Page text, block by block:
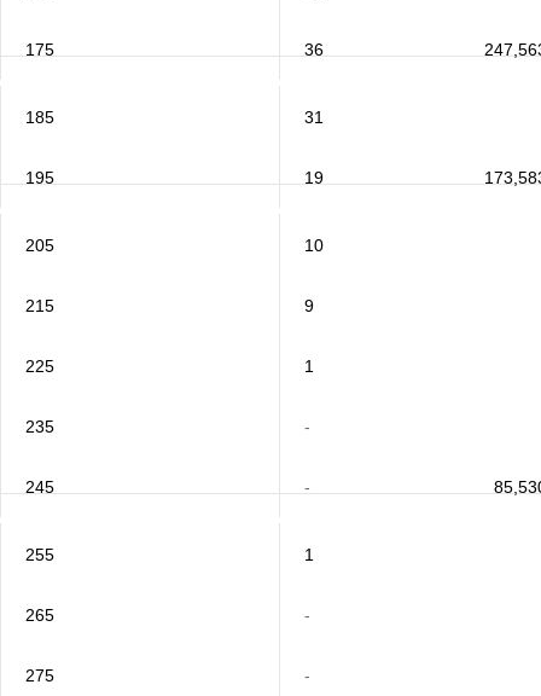
175 36
185 31
195 19
205 10
215 9
225 1
235 -
245 -
255 1
265 -
275 -